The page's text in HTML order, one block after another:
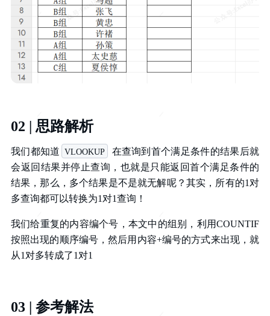
02 | 思路解析
我们都知道 VLOOKUP
在查询到首个满足条件的结果后就
会返回结果并停止查询，也就是只能返回首个满足条件的
结果，那么，多个结果是不是就无解呢？其实，所有的1对
多查询都可以转换为1对1查询！
我们给重复的内容编个号，本文中的组别，利用COUNTIF
按照出现的顺序编号，然后用内容+编号的方式来出现，就
从1对多转成了1对1
03 | 参考解法